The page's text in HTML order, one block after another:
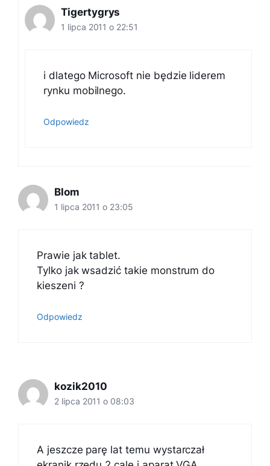
Tigertygrys
1 lipca 2011 o 22:51
i dlatego Microsoft nie będzie liderem
rynku mobilnego.
Odpowiedz
Blom
1 lipca 2011 o 23:05
Prawie jak tablet.
Tylko jak wsadzić takie monstrum do
kieszeni ?
Odpowiedz
kozik2010
2 lipca 2011 o 08:03
A jeszcze parę lat temu wystarczał